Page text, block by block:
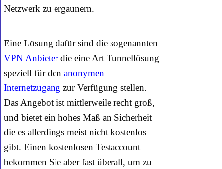
Netzwerk zu ergaunern.
Eine Lösung dafür sind die sogenannten
VPN Anbieterdie eine Art Tunnellösung
speziell für den anonymen
Internetzugang zur Verfügung stellen.
Das Angebot ist mittlerweile recht groß,
und bietet ein hohes Maß an Sicherheit
die es allerdings meist nicht kostenlos
gibt. Einen kostenlosen Testaccount
bekommen Sie aber fast überall, um zu